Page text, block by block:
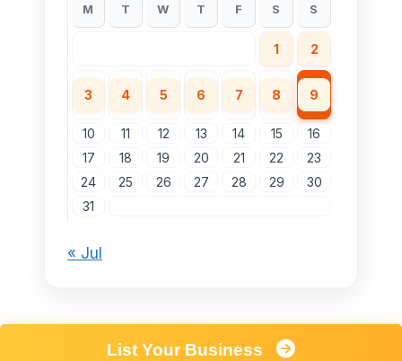
M T W T F S S
1 2
3 4 5 6 7 8 9
10 11 12 13 14 15
16
17
18 19 20 21 22
23
24
25 26 27 28 29
30
31
« Jul
List Your Business